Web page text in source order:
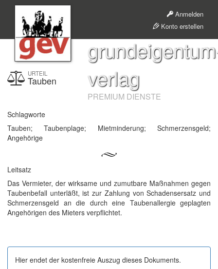
Anmelden
Konto erstellen
verlag
PREMIUM DIENSTE
URTEIL
Tauben
Schlagworte
Tauben; Taubenplage; Mietminderung; Schmerzensgeld;
Angehörige
Leitsatz
Das Vermieter, der wirksame und zumutbare Maßnahmen gegen
Taubenbefall unterläßt, ist zur Zahlung von Schadensersatz und
Schmerzensgeld an die durch eine Taubenallergie geplagten
Angehörigen des Mieters verpflichtet.
Hier endet der kostenfreie Auszug dieses Dokuments.